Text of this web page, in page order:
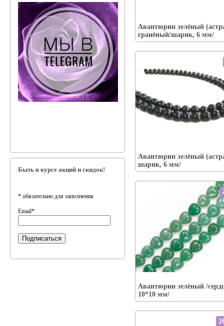
Быть в курсе акций и скидок!
* обязательно для заполнения
Email*
Авантюрин зелёный
гранёный/шарик, 6 мм/
В корзину
Авантюрин зелёный
шарик, 6 мм/
В корзину
Авантюрин зелёный /
10*10 мм/
Упаковка:
В корзину